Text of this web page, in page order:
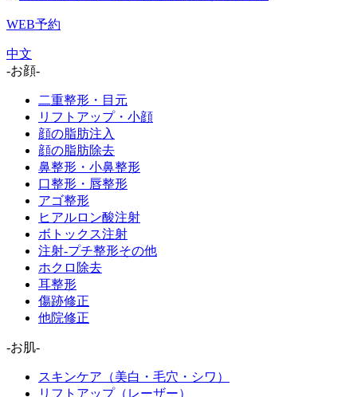
WEB予約
中文
-お顔-
二重整形・目元
リフトアップ・小顔
顔の脂肪注入
顔の脂肪除去
鼻整形・小鼻整形
口整形・唇整形
アゴ整形
ヒアルロン酸注射
ボトックス注射
注射-プチ整形その他
ホクロ除去
耳整形
傷跡修正
他院修正
-お肌-
スキンケア（美白・毛穴・シワ）
リフトアップ（レーザー）